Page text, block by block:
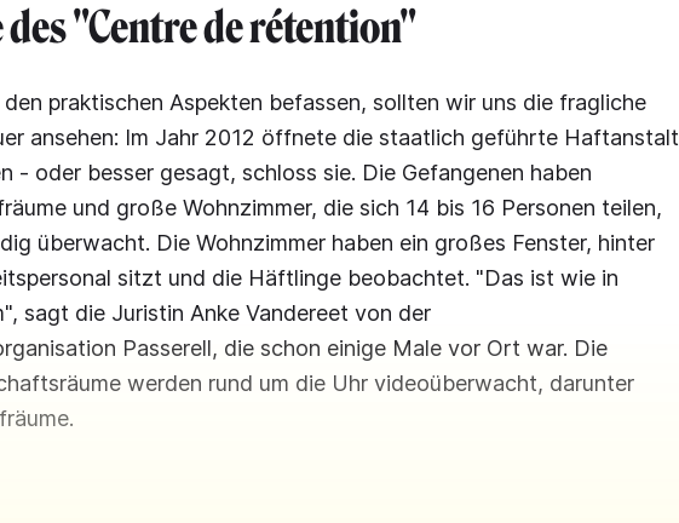
"Centre de rétention"
praktischen Aspekten befassen, sollten wir uns die fragliche
ansehen: Im Jahr 2012 öffnete die staatlich geführte Haftanstalt
- oder besser gesagt, schloss sie. Die Gefangenen haben
und große Wohnzimmer, die sich 14 bis 16 Personen teilen,
überwacht. Die Wohnzimmer haben ein großes Fenster, hinter
sitzt und die Häftlinge beobachtet. "Das ist wie in
sagt die Juristin Anke Vandereet von der
Passerell, die schon einige Male vor Ort war. Die
werden rund um die Uhr videoüberwacht, darunter